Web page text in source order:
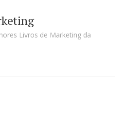
Livros de Marketing da